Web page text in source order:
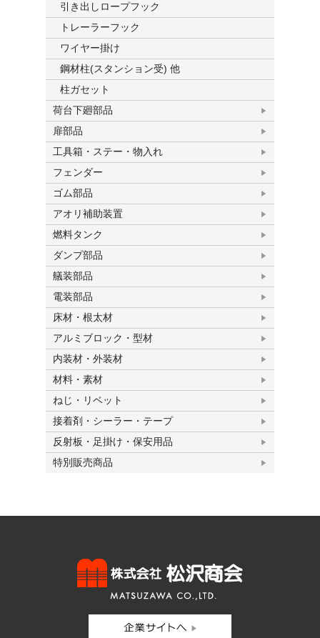
引き出しロープフック
トレーラーフック
ワイヤー掛け
鋼材柱(スタンション受) 他
柱ガセット
荷台下廻部品
扉部品
工具箱・ステー・物入れ
フェンダー
ゴム部品
アオリ補助装置
燃料タンク
ダンプ部品
艤装部品
電装部品
床材・根太材
アルミブロック・型材
内装材・外装材
材料・素材
ねじ・リベット
接着剤・シーラー・テープ
反射板・足掛け・保安用品
特別販売商品